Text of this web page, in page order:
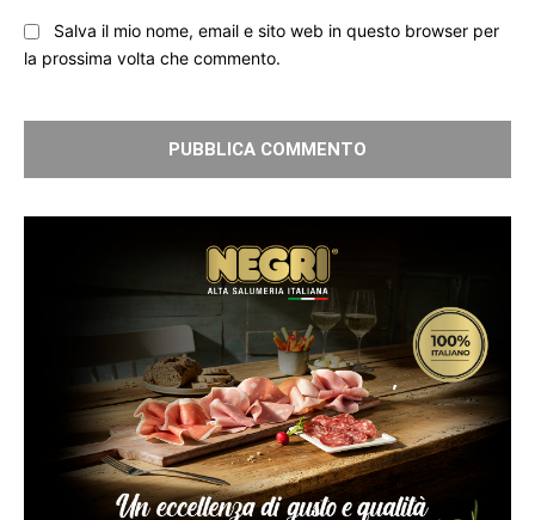
Salva il mio nome, email e sito web in questo browser per
la prossima volta che commento.